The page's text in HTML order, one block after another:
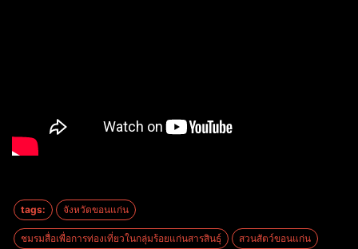
tags: จังหวัดขอนแก่น
ชมรมสื่อเพื่อการท่องเที่ยวในกลุ่มร้อยแก่นสารสินธุ์ สวนสัตว์ขอนแก่น